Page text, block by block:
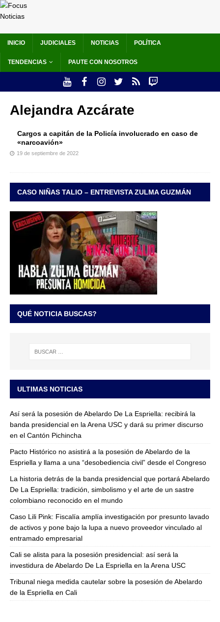
INICIO JUDICIALES NOTICIAS POLÍTICA
TENDENCIAS PAUTE CON NOSOTROS
Alejandra Azcárate
Cargos a capitán de la Policía involucrado en caso de
«narcoavión»
19 de septiembre de 2022
CASO NIÑAS TALIO – ENTREVISTA ZULMA GUZMÁN
QUÉ NOTICIA BUSCAS?
ULTIMAS NOTICIAS
Así será la posesión de Abelardo De La Espriella: recibirá la
banda presidencial en la Arena USC y dará su primer discurso
en el Cantón Pichincha
Pacto Histórico no asistirá a la posesión de Abelardo de la
Espriella y llama a una “desobediencia civil” desde el Congreso
La historia detrás de la banda presidencial que portará Abelardo
De La Espriella: tradición, simbolismo y el arte de un sastre
colombiano reconocido en el mundo
Caso Lili Pink: Fiscalía amplía investigación por presunto lavado
de activos y pone bajo la lupa a nuevo proveedor vinculado al
entramado empresarial
Cali se alista para la posesión presidencial: así será la
investidura de Abelardo De La Espriella en la Arena USC
Tribunal niega medida cautelar sobre la posesión de Abelardo
de la Espriella en Cali